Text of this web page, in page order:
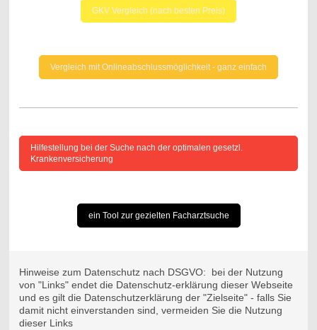
GKV Vergleich (nach besten Preis)
Vergleich mit Onlineabschlussmöglichkeit - ganz einfach
Hilfestellung bei der Suche nach der optimalen gesetzl.
Krankenversicherung
ein Tool zur gezielten Facharztsuche
Hinweise zum Datenschutz nach DSGVO: bei der Nutzung
von "Links" endet die Datenschutz-erklärung dieser Webseite
und es gilt die Datenschutzerklärung der "Zielseite" - falls Sie
damit nicht einverstanden sind, vermeiden Sie die Nutzung
dieser Links